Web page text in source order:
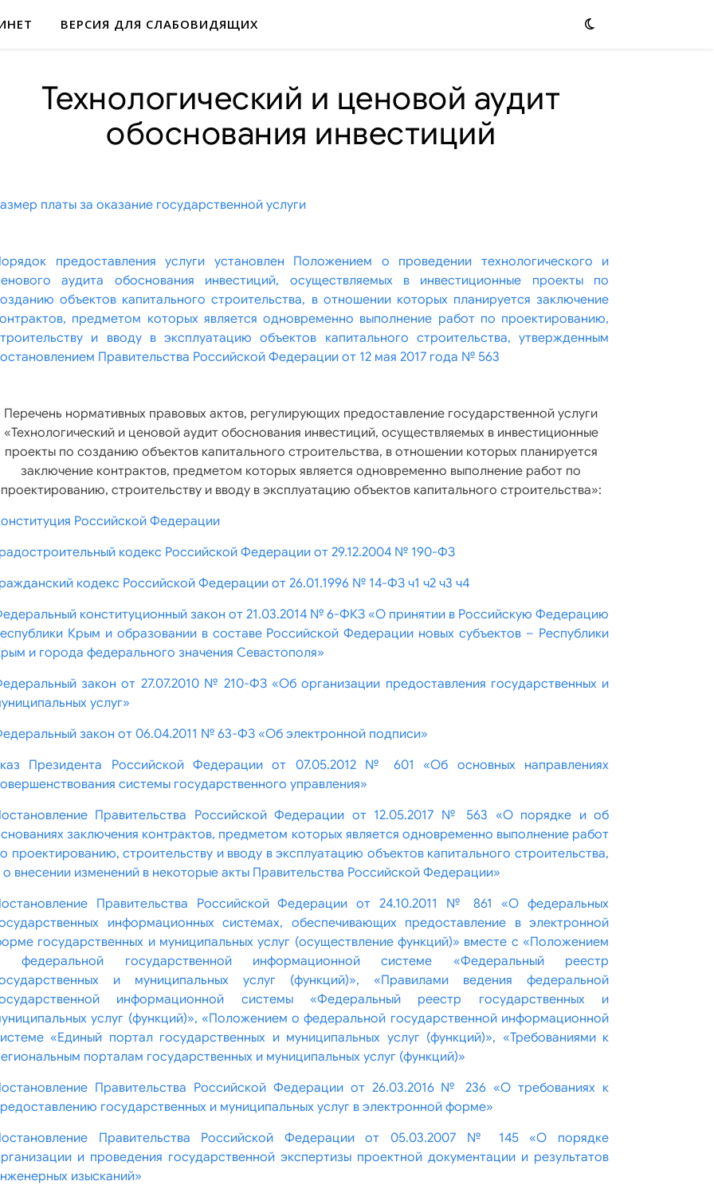
ВЕРСИЯ ДЛЯ СЛАБОВИДЯЩИХ
Технологический и ценовой аудит
обоснования инвестиций
платы за оказание государственной услуги
предоставления услуги установлен Положением о проведении технологического и
аудита обоснования инвестиций, осуществляемых в инвестиционные проекты по
объектов капитального строительства, в отношении которых планируется заключение
предметом которых является одновременно выполнение работ по проектированию,
и вводу в эксплуатацию объектов капитального строительства, утвержденным
Правительства Российской Федерации от 12 мая 2017 года № 563
Перечень нормативных правовых актов, регулирующих предоставление государственной услуги
«Технологический и ценовой аудит обоснования инвестиций, осуществляемых в инвестиционные
проекты по созданию объектов капитального строительства, в отношении которых планируется
заключение контрактов, предметом которых является одновременно выполнение работ по
проектированию, строительству и вводу в эксплуатацию объектов капитального строительства»:
Российской Федерации
кодекс Российской Федерации от 29.12.2004 № 190-ФЗ
кодекс Российской Федерации от 26.01.1996 № 14-ФЗ ч1 ч2 ч3 ч4
конституционный закон от 21.03.2014 № 6-ФКЗ «О принятии в Российскую Федерацию
Крым и образовании в составе Российской Федерации новых субъектов – Республики
и города федерального значения Севастополя»
закон от 27.07.2010 № 210-ФЗ «Об организации предоставления государственных и
услуг»
закон от 06.04.2011 № 63-ФЗ «Об электронной подписи»
Президента Российской Федерации от 07.05.2012 № 601 «Об основных направлениях
системы государственного управления»
Правительства Российской Федерации от 12.05.2017 № 563 «О порядке и об
заключения контрактов, предметом которых является одновременно выполнение работ
проектированию, строительству и вводу в эксплуатацию объектов капитального строительства,
о внесении изменений в некоторые акты Правительства Российской Федерации»
Правительства Российской Федерации от 24.10.2011 № 861 «О федеральных
информационных системах, обеспечивающих предоставление в электронной
государственных и муниципальных услуг (осуществление функций)» вместе с «Положением
федеральной государственной информационной системе «Федеральный реестр
и муниципальных услуг (функций)», «Правилами ведения федеральной
информационной системы «Федеральный реестр государственных и
услуг (функций)», «Положением о федеральной государственной информационной
«Единый портал государственных и муниципальных услуг (функций)», «Требованиями к
порталам государственных и муниципальных услуг (функций)»
Правительства Российской Федерации от 26.03.2016 № 236 «О требованиях к
государственных и муниципальных услуг в электронной форме»
Правительства Российской Федерации от 05.03.2007 № 145 «О порядке
и проведения государственной экспертизы проектной документации и результатов
изысканий»